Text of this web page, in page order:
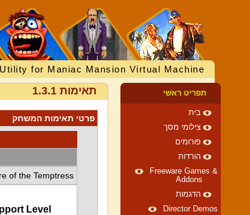
for Maniac Mansion Virtual Machine
תאימות 1.3.1
פרטי תאימות המשחק
of the Temptress
Level
תפריט ראשי
בית
צילומי מסך
פורומים
הורדות
Freeware Games &
Addons
הדגמות
Director Demos